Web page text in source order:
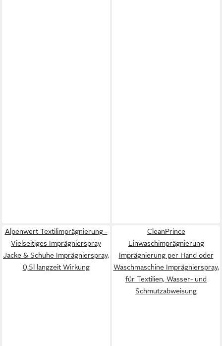
Alpenwert Textilimprägnierung -
Vielseitiges Imprägnierspray
Jacke & Schuhe Imprägnierspray,
0,5l langzeit Wirkung
CleanPrince
Einwaschimprägnierung
Imprägnierung per Hand oder
Waschmaschine Imprägnierspray,
für Textilien, Wasser- und
Schmutzabweisung